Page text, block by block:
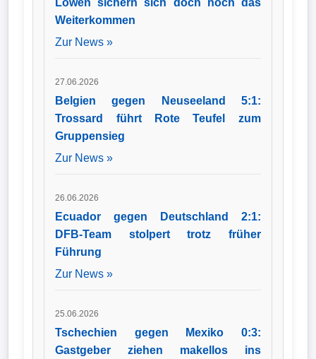
Weiterkommen
Zur News »
27.06.2026
Belgien gegen Neuseeland 5:1:
Trossard führt Rote Teufel zum
Gruppensieg
Zur News »
26.06.2026
Ecuador gegen Deutschland 2:1:
DFB-Team stolpert trotz früher
Führung
Zur News »
25.06.2026
Tschechien gegen Mexiko 0:3:
Gastgeber ziehen makellos ins